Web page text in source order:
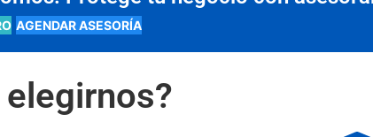
AGENDAR ASESORÍA